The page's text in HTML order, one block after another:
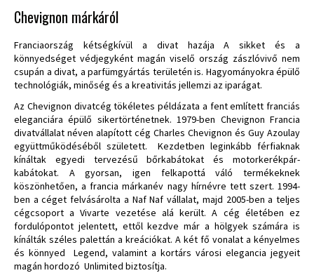
Chevignon márkáról
Franciaország kétségkívül a divat hazája A sikket és a
könnyedséget védjegyként magán viselő ország zászlóvivő nem
csupán a divat, a parfümgyártás területén is. Hagyományokra épülő
technológiák, minőség és a kreativitás jellemzi az iparágat.
Az Chevignon divatcég tökéletes példázata a fent említett franciás
eleganciára épülő sikertörténetnek. 1979-ben Chevignon Francia
divatvállalat néven alapított cég Charles Chevignon és Guy Azoulay
együttműködéséből született. Kezdetben leginkább férfiaknak
kínáltak egyedi tervezésű bőrkabátokat és motorkerékpár-
kabátokat. A gyorsan, igen felkapottá váló termékeknek
köszönhetően, a francia márkanév nagy hírnévre tett szert. 1994-
ben a céget felvásárolta a Naf Naf vállalat, majd 2005-ben a teljes
cégcsoport a Vivarte vezetése alá került. A cég életében ez
fordulópontot jelentett, ettől kezdve már a hölgyek számára is
kínálták széles palettán a kreációkat. A két fő vonalat a kényelmes
és könnyed Legend, valamint a kortárs városi elegancia jegyeit
magán hordozó Unlimited biztosítja.